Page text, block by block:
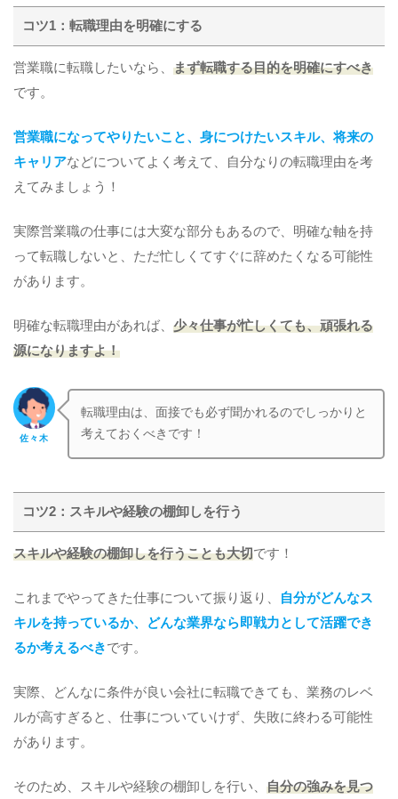
コツ1：転職理由を明確にする
営業職に転職したいなら、 まず転職する目的を明確にすべき
です。
営業職になってやりたいこと、身につけたいスキル、将来の
キャリアなどについてよく考えて、自分なりの転職理由を考
えてみましょう！
実際営業職の仕事には大変な部分もあるので、明確な軸を持
って転職しないと、ただ忙しくてすぐに辞めたくなる可能性
があります。
明確な転職理由があれば、 少々仕事が忙しくても、頑張れる
源になりますよ！
佐々木
転職理由は、面接でも必ず聞かれるのでしっかりと
考えておくべきです！
コツ2：スキルや経験の棚卸しを行う
スキルや経験の棚卸しを行うことも大切です！
これまでやってきた仕事について振り返り、
自分がどんなス
キルを持っているか、どんな業界なら即戦力として活躍でき
るか考えるべきです。
実際、どんなに条件が良い会社に転職できても、業務のレベ
ルが高すぎると、仕事についていけず、失敗に終わる可能性
があります。
そのため、スキルや経験の棚卸しを行い、 自分の強みを見つ